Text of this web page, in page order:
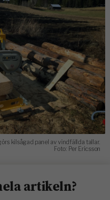
kilsågad panel av vindfällda tallar.
Foto: Per Ericsson
artikeln?